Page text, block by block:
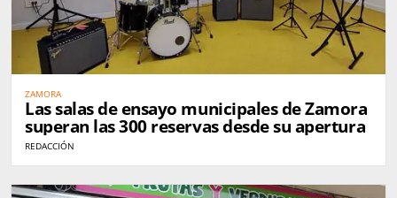
ZAMORA
Las salas de ensayo municipales de Zamora
superan las 300 reservas desde su apertura
REDACCIÓN